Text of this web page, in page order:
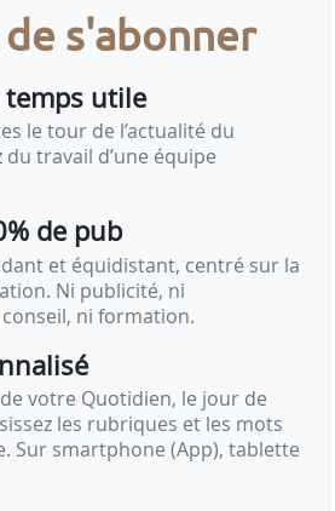
« cercle 0 ours » est introduit
s'abonner
temps utile
le tour de l’actualité du
travail d’une équipe
de pub
et équidistant, centré sur la
Ni publicité, ni
ni formation.
de votre Quotidien, le jour de
les rubriques et les mots
Sur smartphone (App), tablette